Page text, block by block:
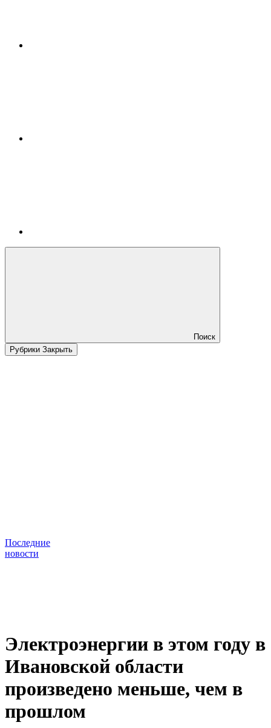
Поиск
Рубрики Закрыть
Последние
новости
Электроэнергии в этом году в
Ивановской области
произведено меньше, чем в
прошлом